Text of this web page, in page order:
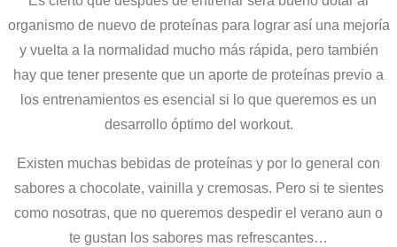
organismo de nuevo de proteínas para lograr así una mejoría
y vuelta a la normalidad mucho más rápida, pero también
hay que tener presente que un aporte de proteínas previo a
los entrenamientos es esencial si lo que queremos es un
desarrollo óptimo del workout.
Existen muchas bebidas de proteínas y por lo general con
sabores a chocolate, vainilla y cremosas. Pero si te sientes
como nosotras, que no queremos despedir el verano aun o
te gustan los sabores mas refrescantes…